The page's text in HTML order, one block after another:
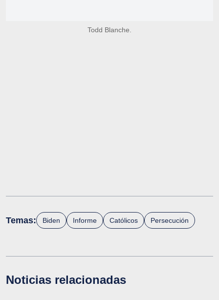
Todd Blanche.
Temas: Biden Informe Católicos Persecución
Noticias relacionadas